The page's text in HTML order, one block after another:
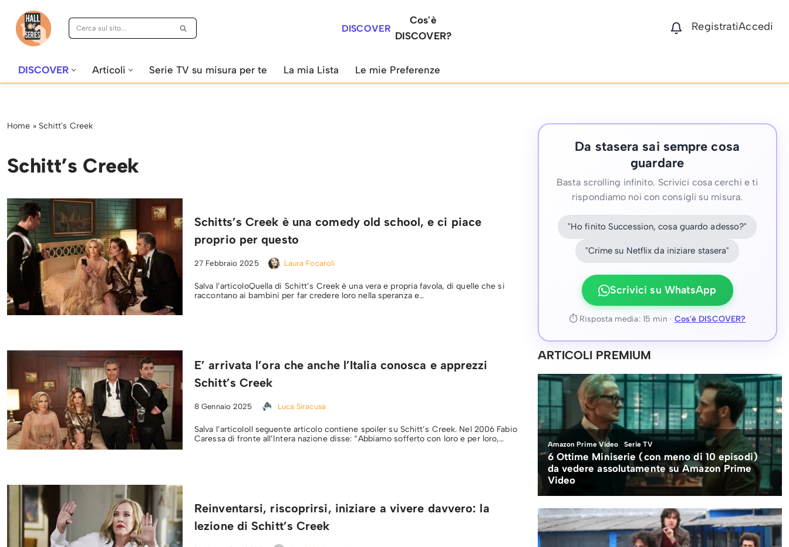
Vai
DISCOVER
Cos'è
DISCOVER?
RegistratiAccedi
DISCOVER Articoli Serie TV su misura per te La mia Lista Le mie Preferenze
Home » Schitt's Creek
Schitt’s Creek
Schitts’s Creek è una comedy old school, e ci piace
proprio per questo
27 Febbraio 2025 Laura Focaroli
Salva l’articoloQuella di Schitt’s Creek è una vera e propria favola, di quelle che si
raccontano ai bambini per far credere loro nella speranza e…
E’ arrivata l’ora che anche l’Italia conosca e apprezzi
Schitt’s Creek
8 Gennaio 2025 Luca Siracusa
Salva l’articoloIl seguente articolo contiene spoiler su Schitt’s Creek. Nel 2006 Fabio
Caressa di fronte all’Intera nazione disse: “Abbiamo sofferto con loro e per loro,…
Reinventarsi, riscoprirsi, iniziare a vivere davvero: la
lezione di Schitt’s Creek
Da stasera sai sempre cosa
guardare
Basta scrolling infinito. Scrivici cosa cerchi e ti
rispondiamo noi con consigli su misura.
"Ho finito Succession, cosa guardo adesso?"
"Crime su Netflix da iniziare stasera"
Scrivici su WhatsApp
⏱ Risposta media: 15 min · Cos'è DISCOVER?
ARTICOLI PREMIUM